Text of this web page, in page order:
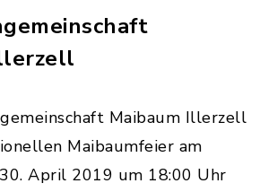
Maibaum Illerzell
Maibaumfeier am
April 2019 um 18:00 Uhr